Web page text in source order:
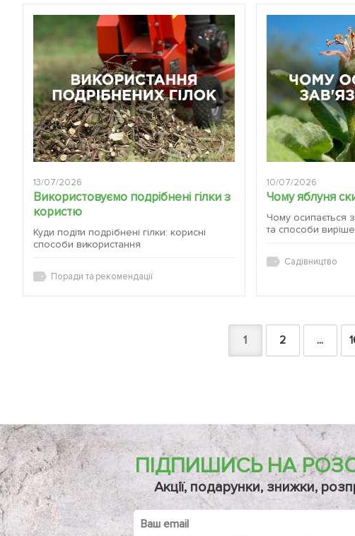
13/07/2026
Використовуємо подрібнені гілки з
користю
Куди подіти подрібнені гілки: корисні
способи використання
Поради та рекомендації
10/07/2026
Чому яблуня
Чому осипається
та способи
Садівництво
1 2 ...
ПІДПИШИСЬ НА
Акції, подарунки, знижки,